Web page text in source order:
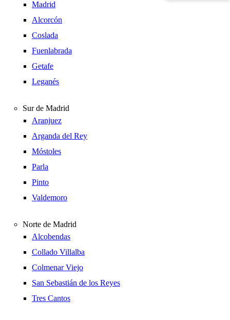
Madrid
Alcorcón
Coslada
Fuenlabrada
Getafe
Leganés
Sur de Madrid
Aranjuez
Arganda del Rey
Móstoles
Parla
Pinto
Valdemoro
Norte de Madrid
Alcobendas
Collado Villalba
Colmenar Viejo
San Sebastián de los Reyes
Tres Cantos